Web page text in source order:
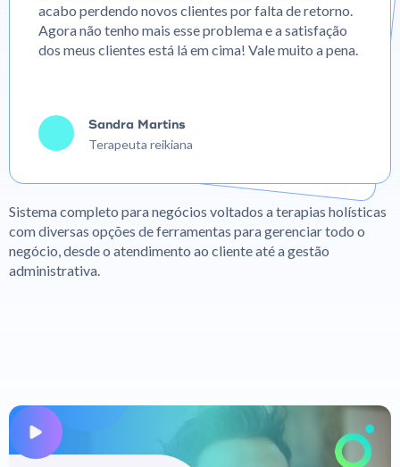
acabo perdendo novos clientes por falta de retorno.
Agora não tenho mais esse problema e a satisfação
dos meus clientes está lá em cima! Vale muito a pena.
Sandra Martins
Terapeuta reikiana
Sistema completo para negócios voltados a terapias holísticas
com diversas opções de ferramentas para gerenciar todo o
negócio, desde o atendimento ao cliente até a gestão
administrativa.